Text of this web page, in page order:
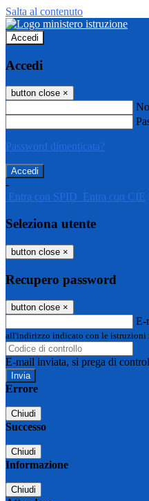
Salta al contenuto
Accedi
Accedi
button close ×
Password dimenticata?
-
Entra con SPID Entra con CIE
Seleziona utente
button close ×
Recupero password
button close ×
E-
all'indirizzo indicato con le istruzioni
E-mail inviata, si prega di
Errore
Chiudi
Successo
Chiudi
Informazione
Chiudi